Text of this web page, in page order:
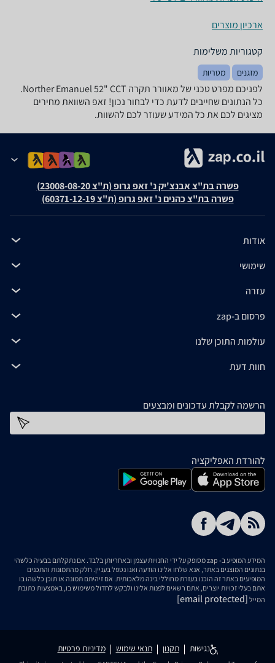
ארכיון מוצרים
קטגוריות משלימות
מזגנים מטריות
לפניכם מפרט טכני של ‏מאוורר תקרה Norther Emanuel 52" CCT.
כל הנתונים שחייבים לדעת כדי לבחור נכון! זאפ השוואת מחירים
מציגים לכם את כל המידע שעוזר לכם להשוות.
פשרה בת"צ אבנצ'יק נ' זאפ גרופ (ת"צ 23008-08-20)
פשרה בת"צ כהנים נ' זאפ גרופ (ת"צ 60371-12-19)
אודות
שימושי
עזרה
פרסום ב-zap
עולמות התוכן שלנו
חוות דעת
הרשמה לקבלת עדכונים ומבצעים
להורדת האפליקציה
המידע המופיע ב- zap מסופק על ידי החנויות עצמן ובאחריותן בלבד. אם נתקלתם בבעיה כלשהי
בנתונים המוצגים באתר, אנא שלחו אלינו הודעה ואנו נטפל בעניין. חלק מהתמונות והתכנים
המופיעים באתר זה הוכנו בעזרת מחוללי בינה מלאכותית. אם זיהיתם תמונה או תוכן כלשהו בו
אתם בעלי זכויות יוצרים, אתם רשאים לפנות אלינו ולבקש לחדול משימוש בו, באמצעות כתובת
המייל [email protected]
נגישות תקנון תנאי שימוש מדיניות פרטיות